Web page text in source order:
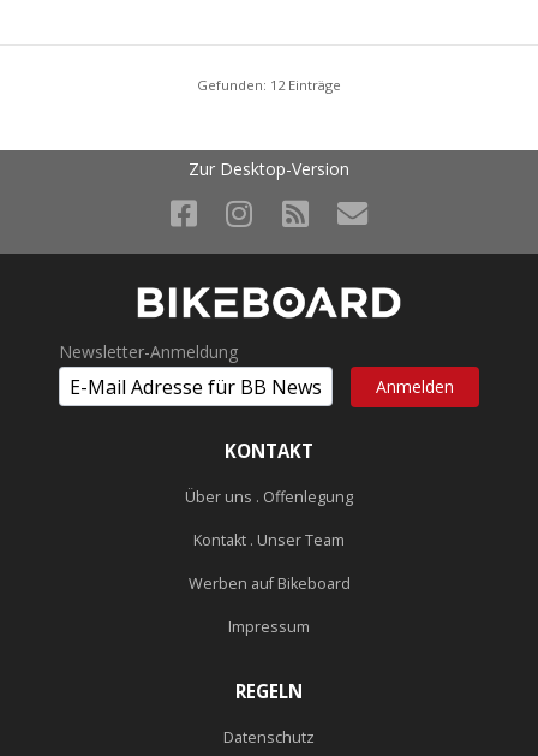
Gefunden: 12 Einträge
Zur Desktop-Version
Newsletter-Anmeldung
KONTAKT
Über uns . Offenlegung
Kontakt . Unser Team
Werben auf Bikeboard
Impressum
REGELN
Datenschutz